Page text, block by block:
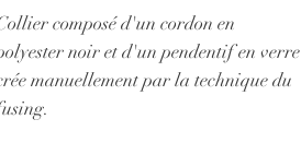
composé d'un cordon en
noir et d'un pendentif en verre
manuellement par la technique du